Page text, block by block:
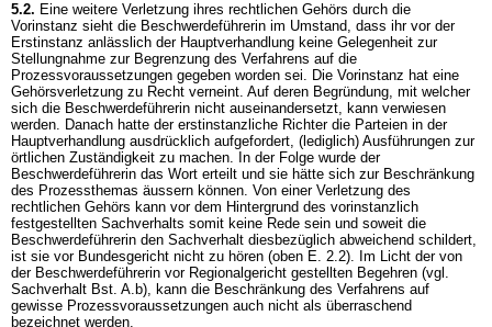
5.2. Eine weitere Verletzung ihres rechtlichen Gehörs durch die
Vorinstanz sieht die Beschwerdeführerin im Umstand, dass ihr vor der
Erstinstanz anlässlich der Hauptverhandlung keine Gelegenheit zur
Stellungnahme zur Begrenzung des Verfahrens auf die
Prozessvoraussetzungen gegeben worden sei. Die Vorinstanz hat eine
Gehörsverletzung zu Recht verneint. Auf deren Begründung, mit welcher
sich die Beschwerdeführerin nicht auseinandersetzt, kann verwiesen
werden. Danach hatte der erstinstanzliche Richter die Parteien in der
Hauptverhandlung ausdrücklich aufgefordert, (lediglich) Ausführungen zur
örtlichen Zuständigkeit zu machen. In der Folge wurde der
Beschwerdeführerin das Wort erteilt und sie hätte sich zur Beschränkung
des Prozessthemas äussern können. Von einer Verletzung des
rechtlichen Gehörs kann vor dem Hintergrund des vorinstanzlich
festgestellten Sachverhalts somit keine Rede sein und soweit die
Beschwerdeführerin den Sachverhalt diesbezüglich abweichend schildert,
ist sie vor Bundesgericht nicht zu hören (oben E. 2.2). Im Licht der von
der Beschwerdeführerin vor Regionalgericht gestellten Begehren (vgl.
Sachverhalt Bst. A.b), kann die Beschränkung des Verfahrens auf
gewisse Prozessvoraussetzungen auch nicht als überraschend
bezeichnet werden.